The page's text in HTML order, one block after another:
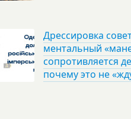
Дрессировка
ментальный
сопротивляется
почему это не